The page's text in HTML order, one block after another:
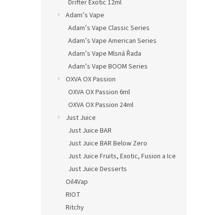
Drifter Exotic 12ml
Adam’s Vape
Adam’s Vape Classic Series
Adam’s Vape American Series
Adam’s Vape Mlsná Řada
Adam’s Vape BOOM Series
OXVA OX Passion
OXVA OX Passion 6ml
OXVA OX Passion 24ml
Just Juice
Just Juice BAR
Just Juice BAR Below Zero
Just Juice Fruits, Exotic, Fusion a Ice
Just Juice Desserts
Oil4Vap
RIOT
Ritchy